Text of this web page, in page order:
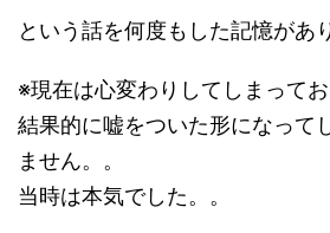
という話を何度もした記憶があ
※現在は心変わりしてしまってお
結果的に嘘をついた形になって
ません。。
当時は本気でした。。